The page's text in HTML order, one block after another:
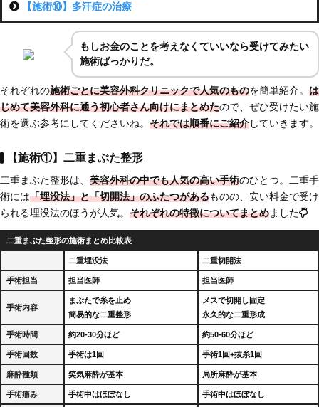
【施術⑩】多汗症の治療
もしお金のことを考えなくていいなら受けてみたい
施術ばっかりだ。
それぞれの施術ごとに美容外科クリニックで人気のものを簡単紹介。 は
じめて美容外科に通う初心者さん向けにまとめたので、ぜひ受けたい施
術を選ぶ参考にしてくださいね。 それでは順番にご紹介していきます。
【施術①】二重まぶた整形
二重まぶた整形は、 美容外科の中でも人気の高い手術のひとつ。二重手
術には「埋没法」と「切開法」のふたつがあるものの、安い料金で受け
られる埋没法のほうが人気。 それぞれの特徴についてまとめました
二重まぶた整形の施術まとめ比較表
二重埋没法 二重切開法
手術担当 担当医師 担当医師
手術内容
まぶたで糸を止め
簡易的な二重整形
メスで切開し固定
永久的な二重形成
手術時間 約20-30分ほど 約50-60分ほど
手術回数 手術は1回 手術1回+抜糸1回
麻酔種類 笑気麻酔が基本 局所麻酔が基本
手術痛み 手術中はほぼなし 手術中はほぼなし